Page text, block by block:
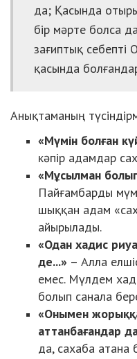
да; Қасында
бір мәрте болса да
зағиптық себепті
қасында
Анықтаманың
«Мүмін болған
кәпір адамдар
«Мұсылман
Пайғамбарды
шыққан адам
айырылады.
«Одан хадис
де...» – Алла
емес. Мүлдем
болып санала
«Онымен
аттанбағандар
да, сахаба атана